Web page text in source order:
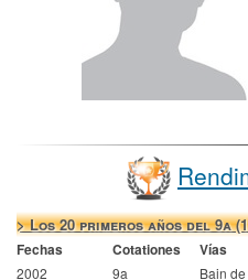
> Los 20 primeros años del 9a
Fechas Cotationes Vías
2002 9a Bain